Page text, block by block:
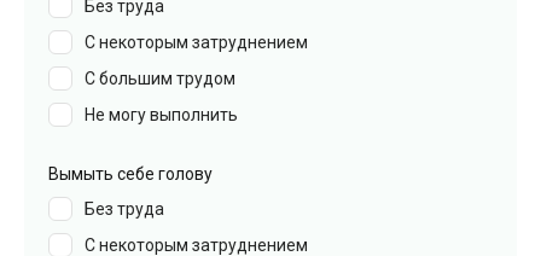
Без труда
С некоторым затруднением
С большим трудом
Не могу выполнить
Вымыть себе голову
Без труда
С некоторым затруднением